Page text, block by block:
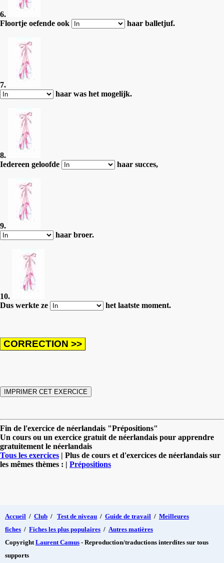
6.
Floortje oefende ook
haar balletjuf.
7.
haar was het mogelijk.
8.
Iedereen geloofde
haar succes,
9.
haar broer.
10.
Dus werkte ze
het laatste moment.
Fin de l'exercice de néerlandais "Prépositions"
Un cours ou un exercice gratuit de néerlandais pour apprendre
gratuitement le néerlandais
Tous les exercices | Plus de cours et d'exercices de néerlandais sur
les mêmes thèmes : | Prépositions
Accueil / Club / Test de niveau / Guide de travail / Meilleures
fiches / Fiches les plus populaires / Autres matières
Copyright Laurent Camus - Reproduction/traductions interdites sur tous
supports